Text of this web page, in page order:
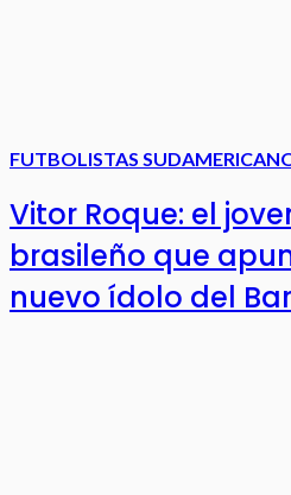
FUTBOLISTAS
Vitor Roque: el
brasileño que
nuevo ídolo del